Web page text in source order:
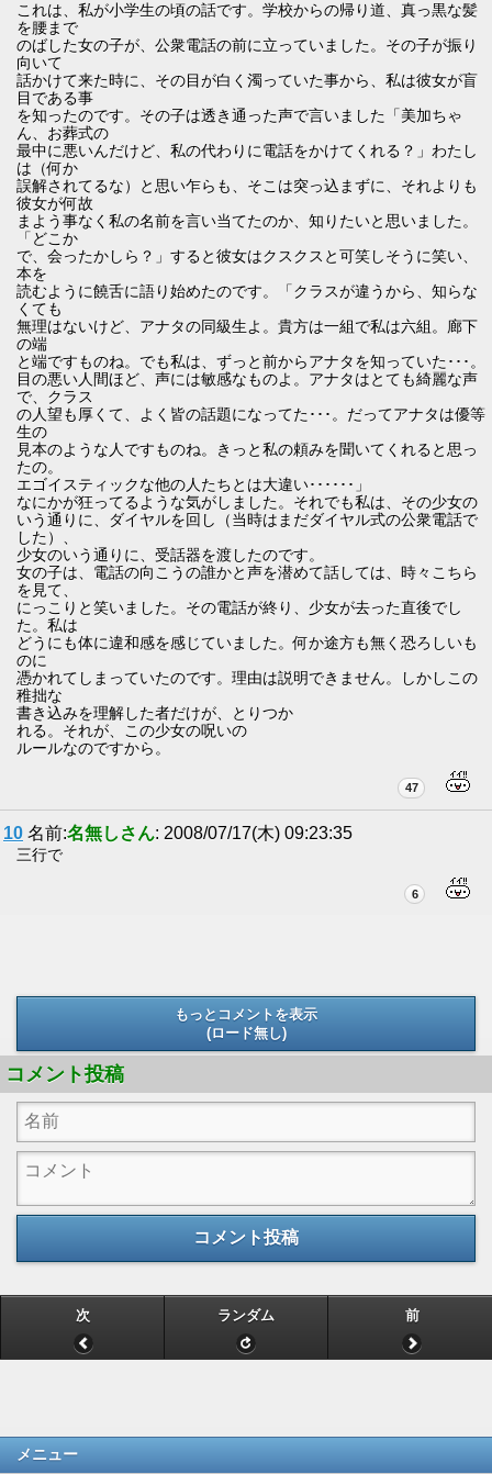
これは、私が小学生の頃の話です。学校からの帰り道、真っ黒な髪
を腰まで
のばした女の子が、公衆電話の前に立っていました。その子が振り
向いて
話かけて来た時に、その目が白く濁っていた事から、私は彼女が盲
目である事
を知ったのです。その子は透き通った声で言いました「美加ちゃ
ん、お葬式の
最中に悪いんだけど、私の代わりに電話をかけてくれる？」わたし
は（何か
誤解されてるな）と思い乍らも、そこは突っ込まずに、それよりも
彼女が何故
まよう事なく私の名前を言い当てたのか、知りたいと思いました。
「どこか
で、会ったかしら？」すると彼女はクスクスと可笑しそうに笑い、
本を
読むように饒舌に語り始めたのです。「クラスが違うから、知らな
くても
無理はないけど、アナタの同級生よ。貴方は一組で私は六組。廊下
の端
と端ですものね。でも私は、ずっと前からアナタを知っていた･･･。
目の悪い人間ほど、声には敏感なものよ。アナタはとても綺麗な声
で、クラス
の人望も厚くて、よく皆の話題になってた･･･。だってアナタは優等
生の
見本のような人ですものね。きっと私の頼みを聞いてくれると思っ
たの。
エゴイスティックな他の人たちとは大違い･･････」
なにかが狂ってるような気がしました。それでも私は、その少女の
いう通りに、ダイヤルを回し（当時はまだダイヤル式の公衆電話で
した）、
少女のいう通りに、受話器を渡したのです。
女の子は、電話の向こうの誰かと声を潜めて話しては、時々こちら
を見て、
にっこりと笑いました。その電話が終り、少女が去った直後でし
た。私は
どうにも体に違和感を感じていました。何か途方も無く恐ろしいも
のに
憑かれてしまっていたのです。理由は説明できません。しかしこの
稚拙な
書き込みを理解した者だけが、とりつか
れる。それが、この少女の呪いの
ルールなのですから。
47
10 名前:名無しさん: 2008/07/17(木) 09:23:35
三行で
6
もっとコメントを表示
(ロード無し)
コメント投稿
コメント投稿
次 ランダム 前
メニュー